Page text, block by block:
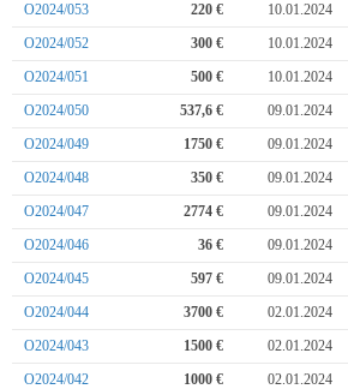
O2024/053
220 € 10.01.2024
O2024/052
300 € 10.01.2024
O2024/051
500 € 10.01.2024
O2024/050
537,6 € 09.01.2024
O2024/049
1750 € 09.01.2024
O2024/048
350 € 09.01.2024
O2024/047
2774 € 09.01.2024
O2024/046
36 € 09.01.2024
O2024/045
597 € 09.01.2024
O2024/044
3700 € 02.01.2024
O2024/043
1500 € 02.01.2024
O2024/042
1000 € 02.01.2024